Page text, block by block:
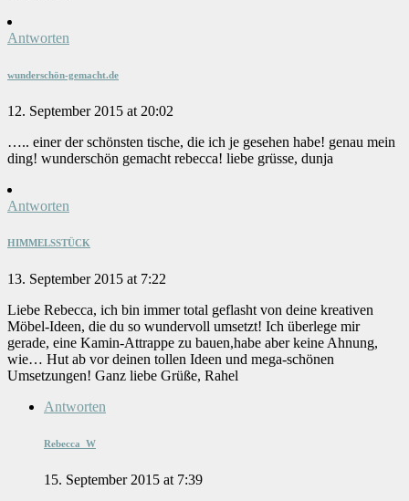
Antworten
wunderschön-gemacht.de
12. September 2015 at 20:02
….. einer der schönsten tische, die ich je gesehen habe! genau mein
ding! wunderschön gemacht rebecca! liebe grüsse, dunja
Antworten
HIMMELSSTÜCK
13. September 2015 at 7:22
Liebe Rebecca, ich bin immer total geflasht von deine kreativen
Möbel-Ideen, die du so wundervoll umsetzt! Ich überlege mir
gerade, eine Kamin-Attrappe zu bauen,habe aber keine Ahnung,
wie… Hut ab vor deinen tollen Ideen und mega-schönen
Umsetzungen! Ganz liebe Grüße, Rahel
Antworten
Rebecca_W
15. September 2015 at 7:39